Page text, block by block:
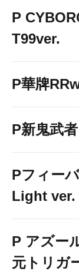
P
T99ver.
P華牌
P新鬼武
Pフィー
Light ver.
P アズー
元トリガ